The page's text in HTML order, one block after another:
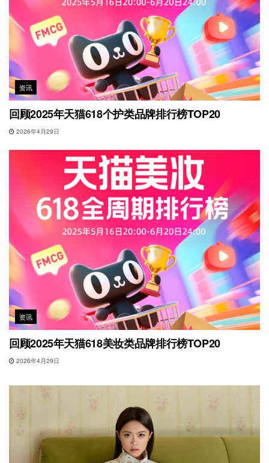
资讯
回顾2025年天猫618个护类品牌排行榜TOP20
2026年4月29日
资讯
回顾2025年天猫618美妆类品牌排行榜TOP20
2026年4月29日